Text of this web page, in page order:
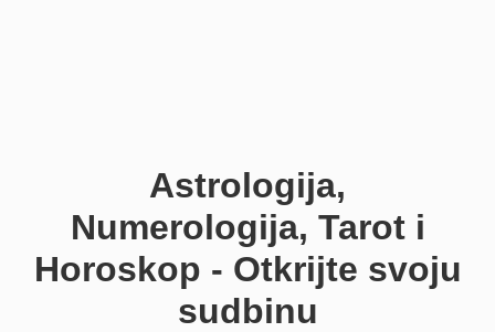
Astrologija,
Numerologija, Tarot i
Horoskop - Otkrijte svoju
sudbinu